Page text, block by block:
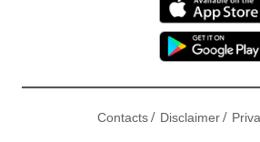
Contacts/ Disclaimer/